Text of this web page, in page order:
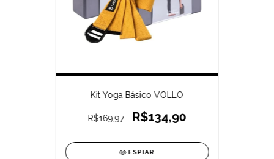
Kit Yoga Básico VOLLO
R$169,97 R$134,90
ESPIAR